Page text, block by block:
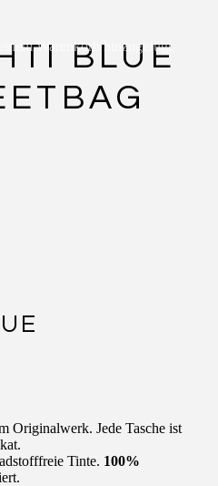
Warenkorb hinzugefügt.
BLUE
Originalwerk. Jede Tasche ist
Tinte. 100%